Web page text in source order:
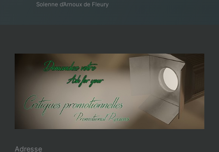
Solenne d’Arnoux de Fleury
Adresse